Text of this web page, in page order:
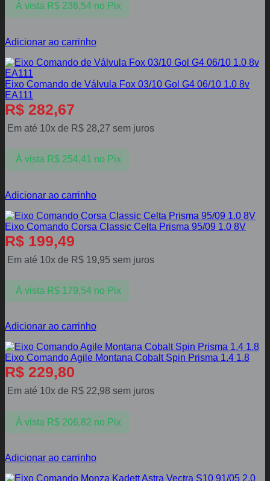
À vista R$236,54 no Pix
Adicionar ao carrinho
Eixo Comando de Válvula Fox 03/10 Gol G4 06/10 1.0 8v
EA111
R$ 282,67
Em até 10x de R$ 28,27 sem juros
À vista R$254,41 no Pix
Adicionar ao carrinho
Eixo Comando Corsa Classic Celta Prisma 95/09 1.0 8V
R$ 199,49
Em até 10x de R$ 19,95 sem juros
À vista R$179,54 no Pix
Adicionar ao carrinho
Eixo Comando Agile Montana Cobalt Spin Prisma 1.4 1.8
R$ 229,80
Em até 10x de R$ 22,98 sem juros
À vista R$206,82 no Pix
Adicionar ao carrinho